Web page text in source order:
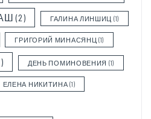
(2) ГАЛИНА ЛИНШИЦ (1)
ГРИГОРИЙ МИНАСЯНЦ (1)
ДЕНЬ ПОМИНОВЕНИЯ (1)
ЕЛЕНА НИКИТИНА (1)